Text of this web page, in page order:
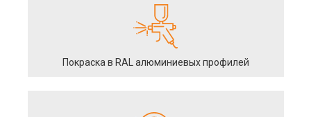
Покраска в RAL алюминиевых профилей